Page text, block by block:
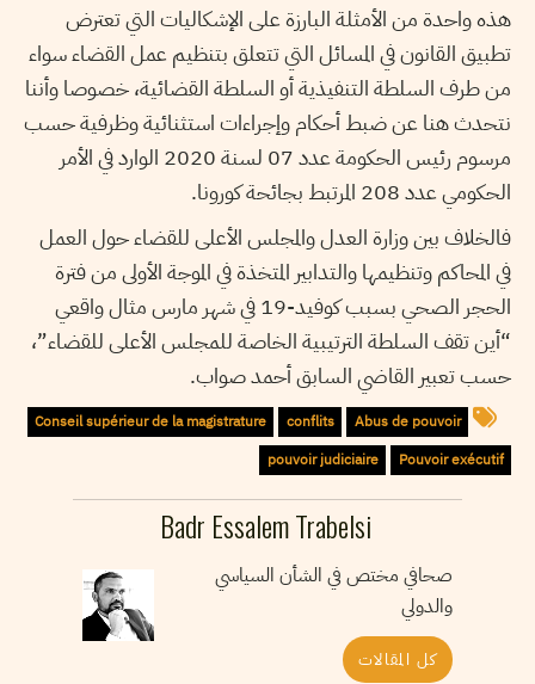
هذه واحدة من الأمثلة البارزة على الإشكاليات التي تعترض
تطبيق القانون في المسائل التي تتعلق بتنظيم عمل القضاء سواء
من طرف السلطة التنفيذية أو السلطة القضائية، خصوصا وأننا
نتحدث هنا عن ضبط أحكام وإجراءات استثنائية وظرفية حسب
مرسوم رئيس الحكومة عدد 07 لسنة 2020 الوارد في الأمر
الحكومي عدد 208 المرتبط بجائحة كورونا.
فالخلاف بين وزارة العدل والمجلس الأعلى للقضاء حول العمل
في المحاكم وتنظيمها والتدابير المتخذة في الموجة الأولى من فترة
الحجر الصحي بسبب كوفيد-19 في شهر مارس مثال واقعي
“أين تقف السلطة الترتيبية الخاصة للمجلس الأعلى للقضاء”،
حسب تعبير القاضي السابق أحمد صواب.
Abus de pouvoir
conflits
Conseil supérieur de la magistrature
Pouvoir exécutif
pouvoir judiciaire
Badr Essalem Trabelsi
صحافي مختص في الشأن السياسي
والدولي
كل المقالات